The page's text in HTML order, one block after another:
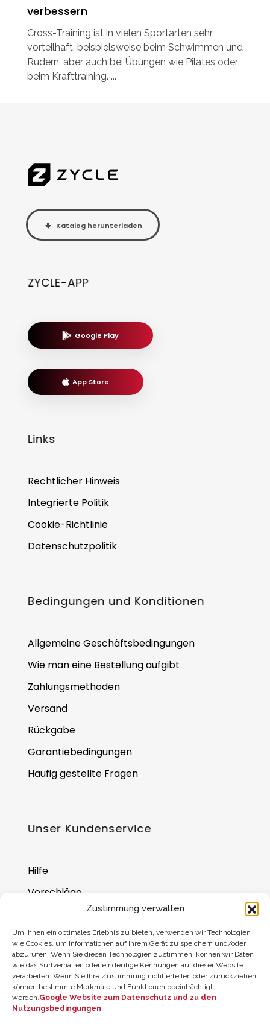
Zustimmung verwalten
Um Ihnen ein optimales Erlebnis zu bieten, verwenden wir Technologien
wie Cookies, um Informationen auf Ihrem Gerät zu speichern und/oder
abzurufen. Wenn Sie diesen Technologien zustimmen, können wir Daten
wie das Surfverhalten oder eindeutige Kennungen auf dieser Website
verarbeiten. Wenn Sie Ihre Zustimmung nicht erteilen oder zurückziehen,
können bestimmte Merkmale und Funktionen beeinträchtigt
werden.Google Website zum Datenschutz und zu den
Nutzungsbedingungen.
verbessern
Cross-Training ist in vielen Sportarten sehr
vorteilhaft, beispielsweise beim Schwimmen und
Rudern, aber auch bei Übungen wie Pilates oder
beim Krafttraining. ...
Katalog herunterladen
ZYCLE-APP
Google Play
App Store
Links
Rechtlicher Hinweis
Integrierte Politik
Cookie-Richtlinie
Datenschutzpolitik
Bedingungen und Konditionen
Allgemeine Geschäftsbedingungen
Wie man eine Bestellung aufgibt
Zahlungsmethoden
Versand
Rückgabe
Garantiebedingungen
Häufig gestellte Fragen
Unser Kundenservice
Hilfe
Vorschläge
Wo Sie uns finden
Saldo der Geschenkkarte